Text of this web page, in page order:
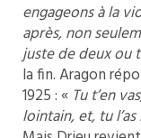
engageons à la
après, non
juste de deux ou
la fin. Aragon
1925 : « Tu t’en
lointain, et, tu